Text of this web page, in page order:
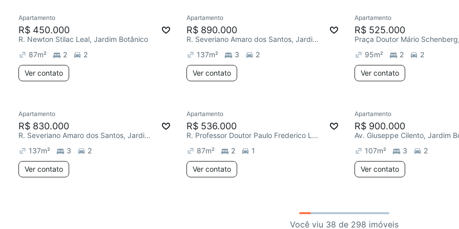
Apartamento
R$ 450.000
R. Newton Stilac Leal, Jardim Botânico
87m² 2 2
Ver contato
Apartamento
R$ 890.000
R. Severiano Amaro dos Santos, Jardim Botânico
137m² 3 2
Ver contato
Apartamento
R$ 525.000
95m² 2 2
Ver contato
Apartamento
R$ 830.000
R. Severiano Amaro dos Santos, Jardim Botânico
137m² 3 2
Ver contato
Apartamento
R$ 536.000
R. Professor Doutor Paulo Frederico Ludwig Becker, Jardim Botânico
87m² 2 1
Ver contato
Apartamento
R$ 900.000
Av. Giuseppe Cilento, Jardim
107m² 3 2
Ver contato
Você viu 38 de 298 imóveis